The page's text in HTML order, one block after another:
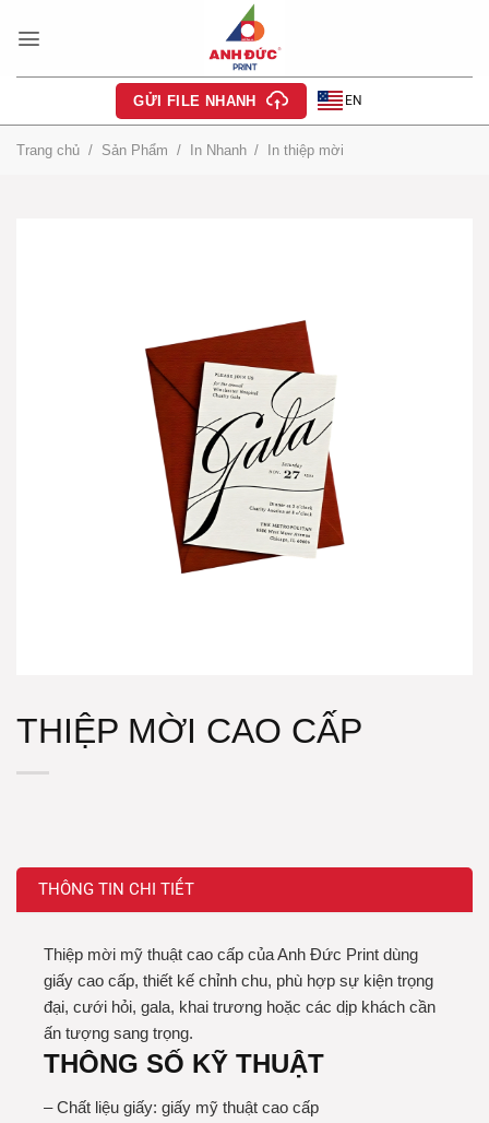
qua
GỬI FILE NHANH EN
Trang chủ / Sản Phẩm / In Nhanh / In thiệp mời
THIỆP MỜI CAO CẤP
THÔNG TIN CHI TIẾT
Thiệp mời mỹ thuật cao cấp của Anh Đức Print dùng
giấy cao cấp, thiết kế chỉnh chu, phù hợp sự kiện trọng
đại, cưới hỏi, gala, khai trương hoặc các dịp khách cần
ấn tượng sang trọng.
THÔNG SỐ KỸ THUẬT
– Chất liệu giấy: giấy mỹ thuật cao cấp